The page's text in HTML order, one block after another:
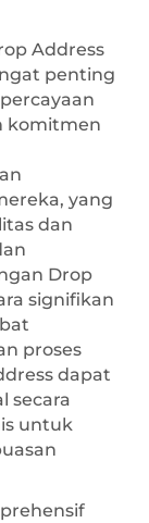
Address
penting
komitmen
yang
dan
Drop
signifikan
proses
dapat
secara
untuk